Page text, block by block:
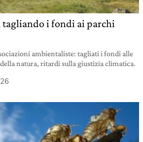
tagliando i fondi ai parchi
ambientaliste: tagliati i fondi alle
natura, ritardi sulla giustizia climatica.